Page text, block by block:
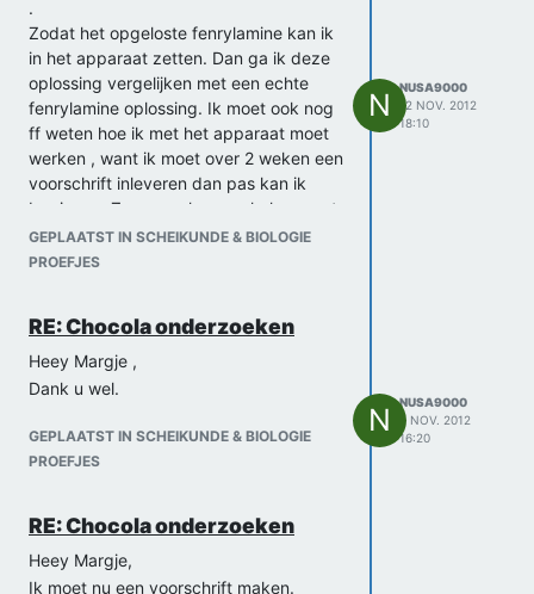
.
Zodat het opgeloste fenrylamine kan ik
in het apparaat zetten. Dan ga ik deze
oplossing vergelijken met een echte
fenrylamine oplossing. Ik moet ook nog
ff weten hoe ik met het apparaat moet
werken , want ik moet over 2 weken een
voorschrift inleveren dan pas kan ik
beginnen. Zou u me kunnen helpen met
een voorschrift.
Alvast bedankt
GEPLAATST IN SCHEIKUNDE & BIOLOGIE
PROEFJES
N
NUSA9000
12 NOV. 2012
18:10
RE: Chocola onderzoeken
Heey Margje ,
Dank u wel.
GEPLAATST IN SCHEIKUNDE & BIOLOGIE
PROEFJES
N
NUSA9000
2 NOV. 2012
16:20
RE: Chocola onderzoeken
Heey Margje,
Ik moet nu een voorschrift maken.